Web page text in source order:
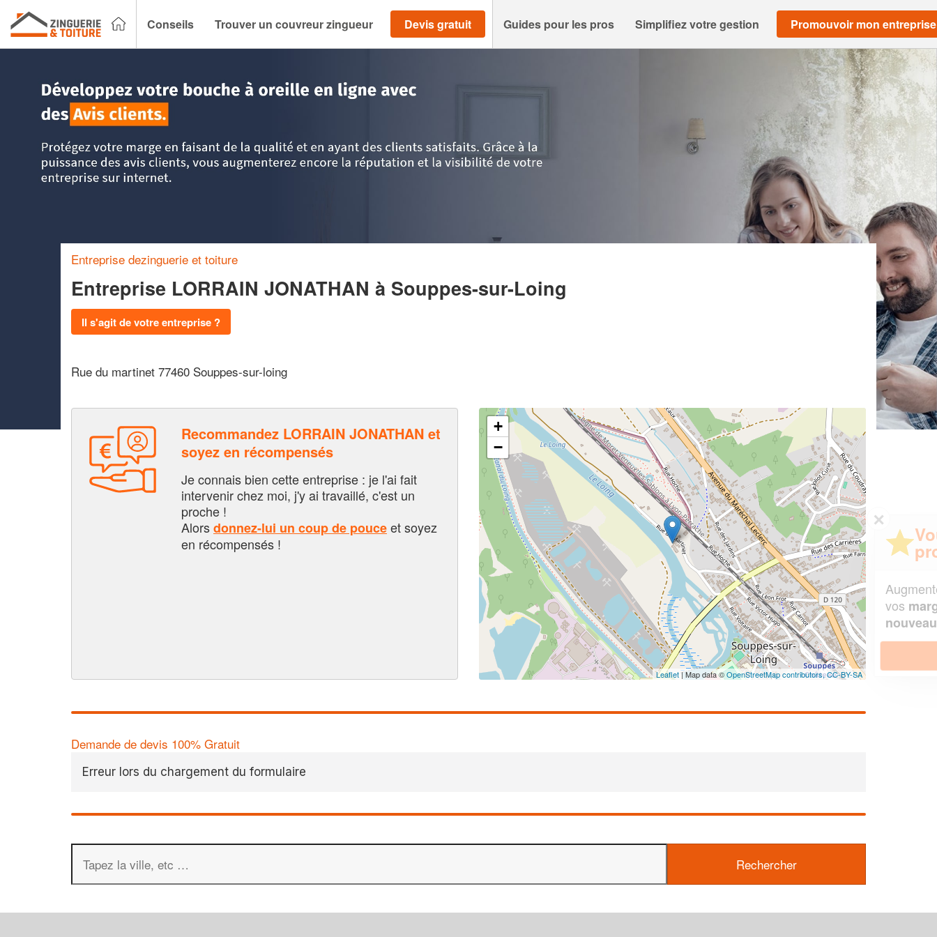
Conseils Trouver un couvreur zingueur Devis gratuit Guides pour les pros Simplifiez votre gestion Promouvoir mon entreprise
Entreprise dezinguerie et toiture
Entreprise LORRAIN JONATHAN à Souppes-sur-Loing
Il s'agit de votre entreprise ?
Rue du martinet 77460 Souppes-sur-loing
Recommandez LORRAIN JONATHAN et
soyez en récompensés
Je connais bien cette entreprise : je l'ai fait
intervenir chez moi, j'y ai travaillé, c'est un
proche !
Alorsdonnez-lui un coup de pouceet soyez
en récompensés !
+
−
Leaflet| Map data ©OpenStreetMap contributors,CC-BY-SA
Demande de devis 100% Gratuit
Erreur lors du chargement du formulaire
✕
Vous êtes un
professionnel ?
Augmentez votrechiffre d'affaireset
vosmargestout en gagnant de
nouveaux clients!
En savoir plus